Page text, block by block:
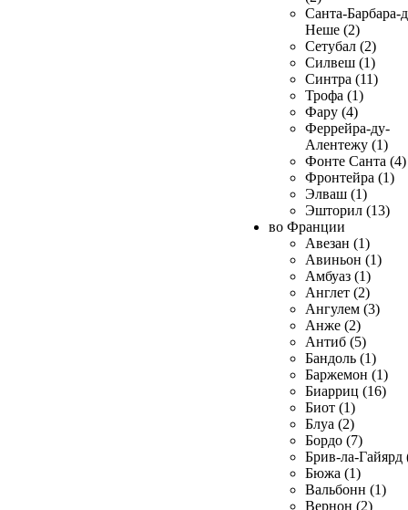
Санта-Барбара-
Неше (2)
Сетубал (2)
Силвеш (1)
Синтра (11)
Трофа (1)
Фару (4)
Феррейра-ду-
Алентежу (1)
Фонте Санта (4)
Фронтейра (1)
Элваш (1)
Эшторил (13)
во Франции
Авезан (1)
Авиньон (1)
Амбуаз (1)
Англет (2)
Ангулем (3)
Анже (2)
Антиб (5)
Бандоль (1)
Баржемон (1)
Биарриц (16)
Биот (1)
Блуа (2)
Бордо (7)
Брив-ла-Гайярд
Бюжа (1)
Вальбонн (1)
Вернон (2)